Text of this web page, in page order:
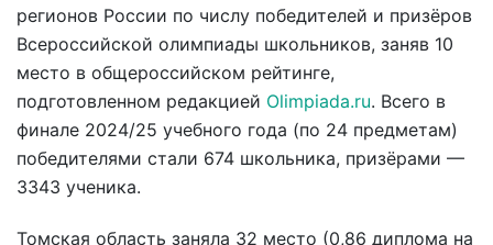
регионов России по числу победителей и призёров
Всероссийской олимпиады школьников, заняв 10
место в общероссийском рейтинге,
подготовленном редакцией Olimpiada.ru. Всего в
финале 2024/25 учебного года (по 24 предметам)
победителями стали 674 школьника, призёрами —
3343 ученика.
Томская область заняла 32 место (0,86 диплома на